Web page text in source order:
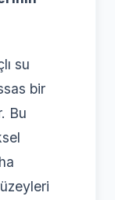
su
bir
Bu